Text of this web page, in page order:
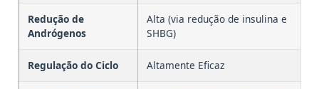
Redução de
Andrógenos
Alta (via redução de insulina e
SHBG)
Regulação do Ciclo Altamente Eficaz